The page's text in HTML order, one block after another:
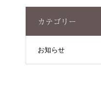
カテゴリー
お知らせ